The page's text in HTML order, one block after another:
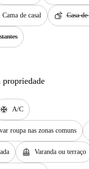
Cama de casal soap Casa
propriedade
ac_unit A/C
roupa nas zonas comuns
balcony Varanda ou terraço